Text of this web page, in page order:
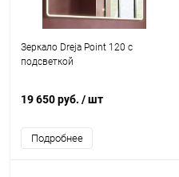
Зеркало Dreja Point 120 c
подсветкой
19 650 руб. / шт
Подробнее